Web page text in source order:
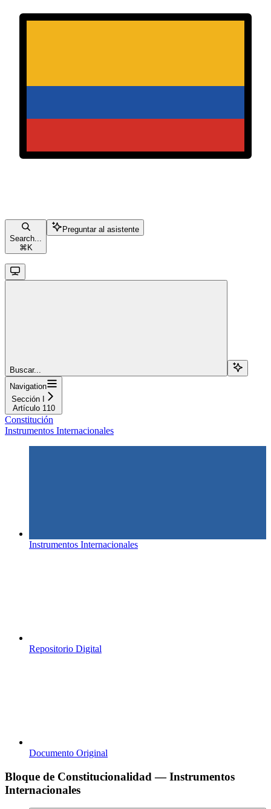
Search...
⌘ K
Preguntar al asistente
Buscar...
Navigation
Sección I
Artículo 110
Constitución
Instrumentos Internacionales
Instrumentos Internacionales
Repositorio Digital
Documento Original
Bloque de Constitucionalidad — Instrumentos
Internacionales